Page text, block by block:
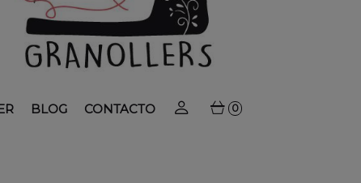
BLOG CONTACTO 0